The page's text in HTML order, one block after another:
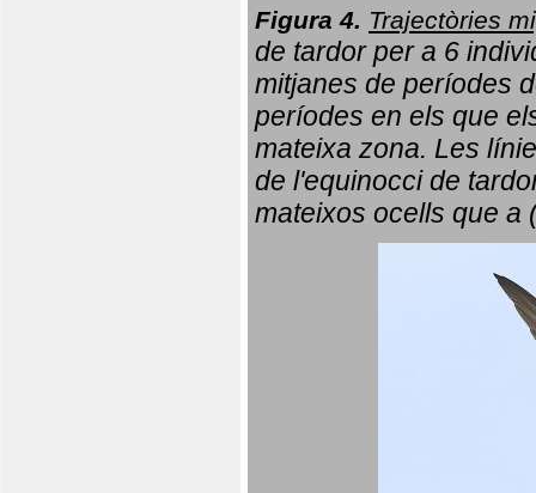
Figura 4. Trajectòries
de tardor per a 6
mitjanes de períodes
períodes en els que
mateixa zona. Les
de l'equinocci de
mateixos ocells que a